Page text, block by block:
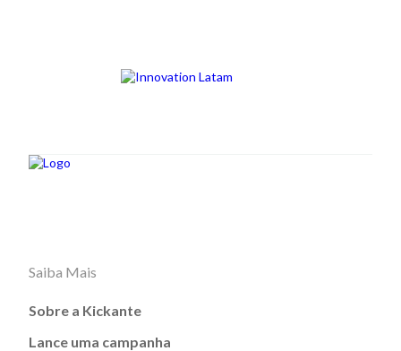
Saiba Mais
Sobre a Kickante
Lance uma campanha